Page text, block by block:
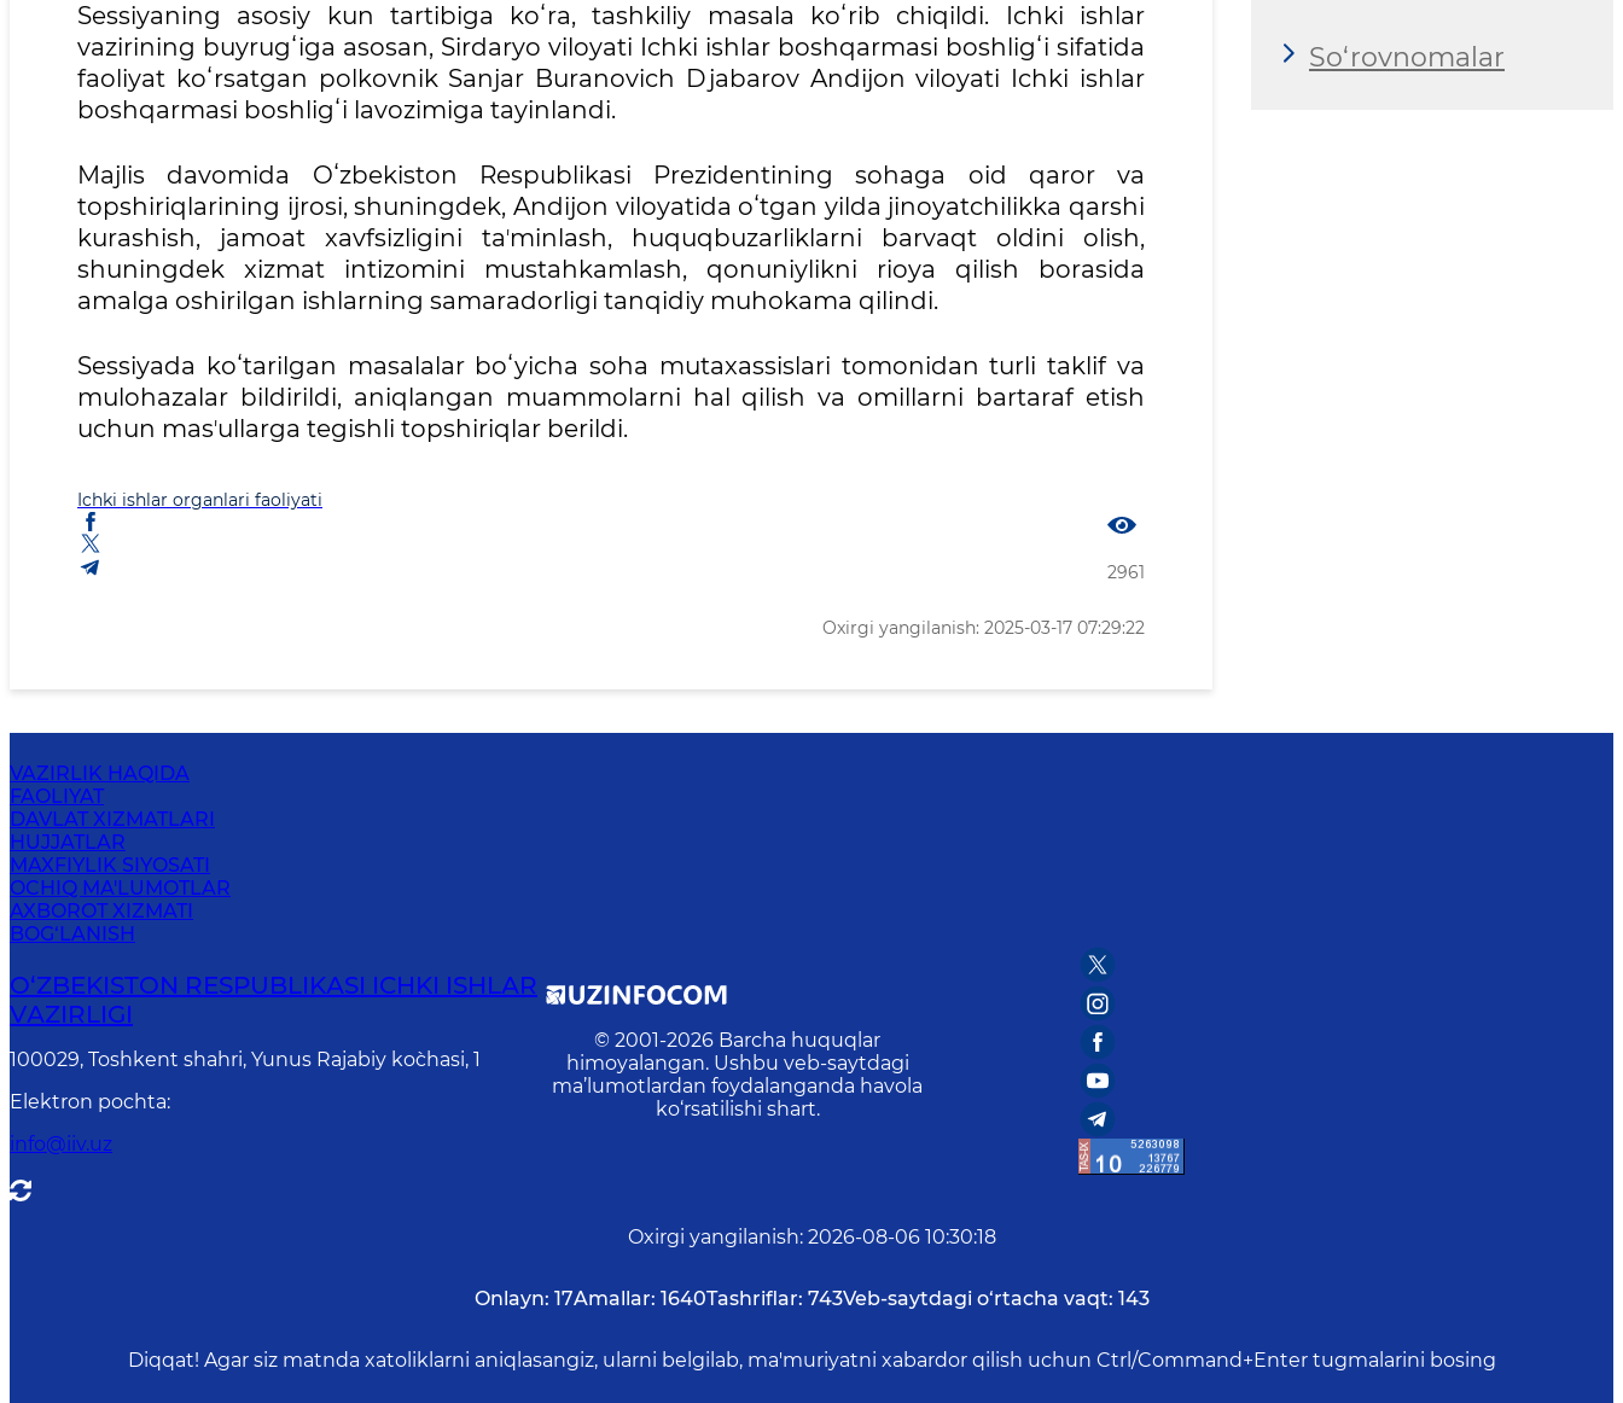
Sessiyaning asosiy kun tartibiga koʻra, tashkiliy masala koʻrib chiqildi. Ichki ishlar
vazirining buyrugʻiga asosan, Sirdaryo viloyati Ichki ishlar boshqarmasi boshligʻi sifatida
faoliyat koʻrsatgan polkovnik Sanjar Buranovich Djabarov Andijon viloyati Ichki ishlar
boshqarmasi boshligʻi lavozimiga tayinlandi.
Majlis davomida Oʻzbekiston Respublikasi Prezidentining sohaga oid qaror va
topshiriqlarining ijrosi, shuningdek, Andijon viloyatida oʻtgan yilda jinoyatchilikka qarshi
kurashish, jamoat xavfsizligini taʼminlash, huquqbuzarliklarni barvaqt oldini olish,
shuningdek xizmat intizomini mustahkamlash, qonuniylikni rioya qilish borasida
amalga oshirilgan ishlarning samaradorligi tanqidiy muhokama qilindi.
Sessiyada koʻtarilgan masalalar boʻyicha soha mutaxassislari tomonidan turli taklif va
mulohazalar bildirildi, aniqlangan muammolarni hal qilish va omillarni bartaraf etish
uchun masʼullarga tegishli topshiriqlar berildi.
Ichki ishlar organlari faoliyati
2961
Oxirgi yangilanish: 2025-03-17 07:29:22
So‘rovnomalar
VAZIRLIK HAQIDA
FAOLIYAT
DAVLAT XIZMATLARI
HUJJATLAR
MAXFIYLIK SIYOSATI
OCHIQ MA'LUMOTLAR
AXBOROT XIZMATI
BOG‘LANISH
O‘ZBЕKISTON RЕSPUBLIKАSI ICHKI ISHLАR
VАZIRLIGI
100029, Toshkent shahri, Yunus Rаjаbiy ko`chаsi, 1
Elektron pochta:
info@iiv.uz
© 2001-2026 Barcha huquqlar
himoyalangan. Ushbu veb-saytdagi
ma’lumotlardan foydalanganda havola
ko‘rsatilishi shart.
Oxirgi yangilanish: 2026-08-06 10:30:18
Onlayn: 17Amallar: 1640Tashriflar: 743Veb-saytdagi o‘rtacha vaqt: 143
Diqqat! Agar siz matnda xatoliklarni aniqlasangiz, ularni belgilab, ma'muriyatni xabardor qilish uchun Ctrl/Command+Enter tugmalarini bosing